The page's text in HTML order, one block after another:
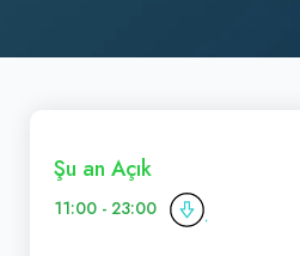
Şu an Açık
11:00 - 23:00